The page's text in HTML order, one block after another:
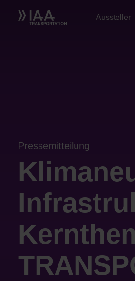
Aussteller
Pressemitteilung